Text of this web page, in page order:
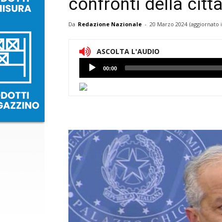
confronti della
Da Redazione Nazionale - 20 Marzo 2024 (aggiornato
ASCOLTA L'AUDIO
Lettore
Audio
00:00